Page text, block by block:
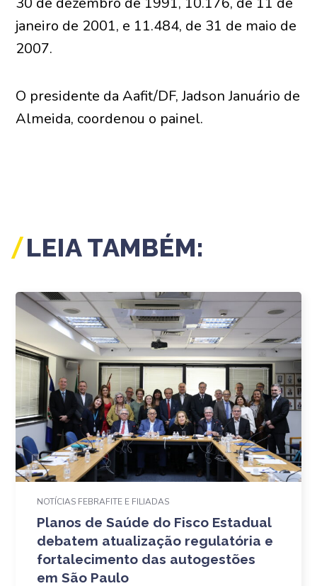
janeiro de 2001, e 11.484, de 31 de maio de
2007.
O presidente da Aafit/DF, Jadson Januário de
Almeida, coordenou o painel.
LEIA TAMBÉM:
NOTÍCIAS FEBRAFITE E FILIADAS
Planos de Saúde do Fisco Estadual
debatem atualização regulatória e
fortalecimento das autogestões
em São Paulo